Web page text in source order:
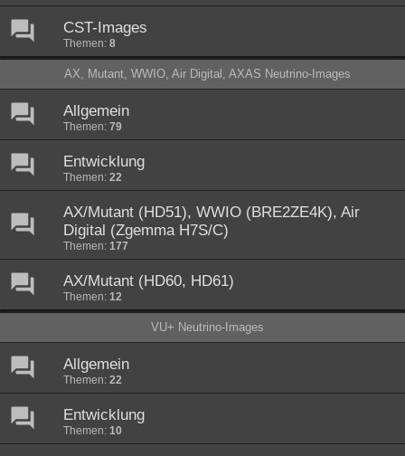
CST-Images
Themen: 8
AX, Mutant, WWIO, Air Digital, AXAS Neutrino-Images
Allgemein
Themen: 79
Entwicklung
Themen: 22
AX/Mutant (HD51), WWIO (BRE2ZE4K), Air
Digital (Zgemma H7S/C)
Themen: 177
AX/Mutant (HD60, HD61)
Themen: 12
VU+ Neutrino-Images
Allgemein
Themen: 22
Entwicklung
Themen: 10